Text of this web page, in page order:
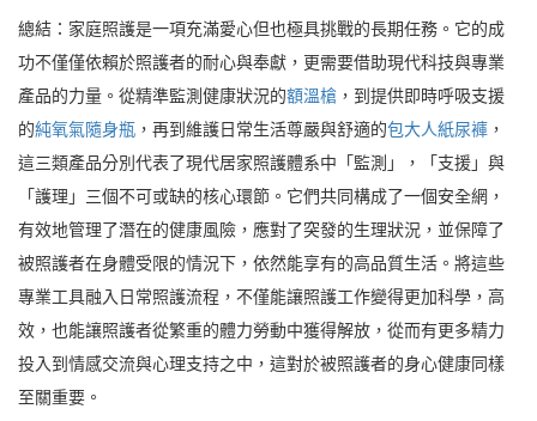
總結：家庭照護是一項充滿愛心但也極具挑戰的長期任務。它的成
功不僅僅依賴於照護者的耐心與奉獻，更需要借助現代科技與專業
產品的力量。從精準監測健康狀況的額溫槍 ，到提供即時呼吸支援
的純氧氣隨身瓶 ，再到維護日常生活尊嚴與舒適的包大人紙尿褲 ，
這三類產品分別代表了現代居家照護體系中「監測」，「支援」與
「護理」三個不可或缺的核心環節。它們共同構成了一個安全網，
有效地管理了潛在的健康風險，應對了突發的生理狀況，並保障了
被照護者在身體受限的情況下，依然能享有的高品質生活。將這些
專業工具融入日常照護流程，不僅能讓照護工作變得更加科學，高
效，也能讓照護者從繁重的體力勞動中獲得解放，從而有更多精力
投入到情感交流與心理支持之中，這對於被照護者的身心健康同樣
至關重要。